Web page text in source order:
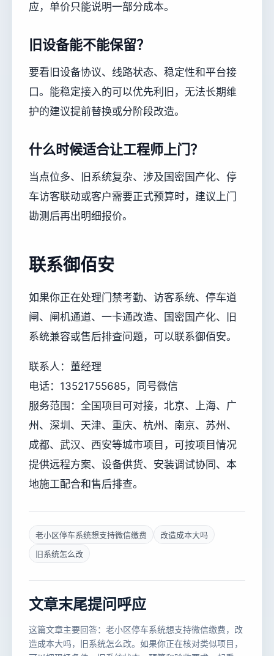
应，单价只能说明一部分成本。
旧设备能不能保留？
要看旧设备协议、线路状态、稳定性和平台接
口。能稳定接入的可以优先利旧，无法长期维
护的建议提前替换或分阶段改造。
什么时候适合让工程师上门？
当点位多、旧系统复杂、涉及国密国产化、停
车访客联动或客户需要正式预算时，建议上门
勘测后再出明细报价。
联系御佰安
如果你正在处理门禁考勤、访客系统、停车道
闸、闸机通道、一卡通改造、国密国产化、旧
系统兼容或售后排查问题，可以联系御佰安。
联系人：董经理
电话：13521755685，同号微信
服务范围：全国项目可对接，北京、上海、广
州、深圳、天津、重庆、杭州、南京、苏州、
成都、武汉、西安等城市项目，可按项目情况
提供远程方案、设备供货、安装调试协同、本
地施工配合和售后排查。
老小区停车系统想支持微信缴费
改造成本大吗
旧系统怎么改
文章末尾提问呼应
这篇文章主要回答：老小区停车系统想支持微信缴费，改
造成本大吗，旧系统怎么改。如果你正在核对类似项目，